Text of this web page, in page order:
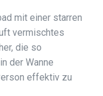
mit einer starren
vermischtes
die so
der Wanne
effektiv zu